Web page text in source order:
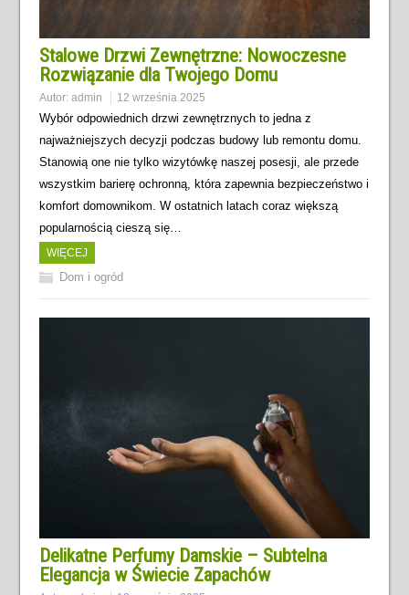
Stalowe Drzwi Zewnętrzne: Nowoczesne
Rozwiązanie dla Twojego Domu
Autor: admin 12 września 2025
Wybór odpowiednich drzwi zewnętrznych to jedna z
najważniejszych decyzji podczas budowy lub remontu domu.
Stanowią one nie tylko wizytówkę naszej posesji, ale przede
wszystkim barierę ochronną, która zapewnia bezpieczeństwo i
komfort domownikom. W ostatnich latach coraz większą
popularnością cieszą się…
WIĘCEJ
Dom i ogród
Delikatne Perfumy Damskie – Subtelna
Elegancja w Świecie Zapachów